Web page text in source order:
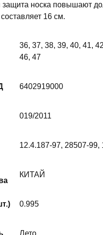
защита носка повышают
16 см.
36, 37, 38, 39, 40, 41,
46, 47
6402919000
019/2011
12.4.187-97, 28507-99,
КИТАЙ
0.995